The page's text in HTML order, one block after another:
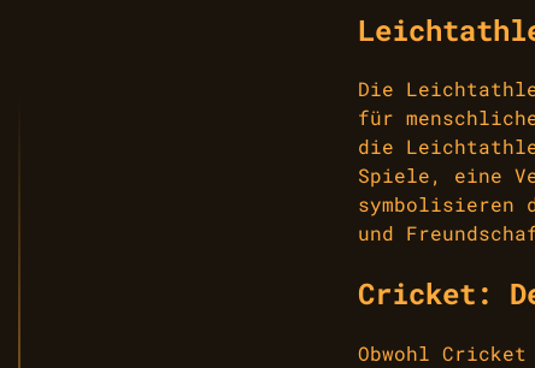
Die
für
die
Spiele, eine
symbolisieren
und
Cricket:
Obwohl